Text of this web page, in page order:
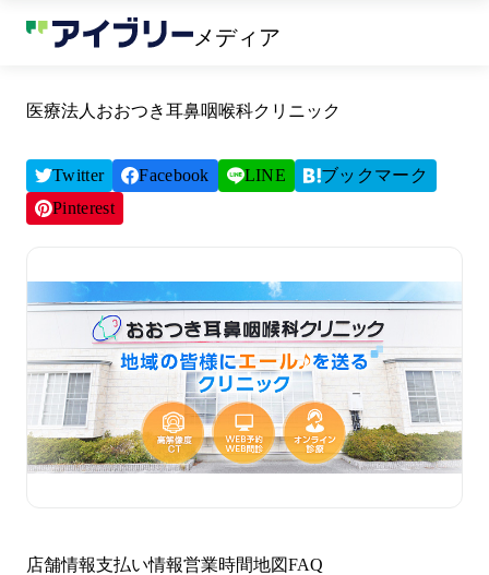
メディア
医療法人おおつき耳鼻咽喉科クリニック
Twitter Facebook LINE
ブックマーク
Pinterest
店舗情報支払い情報営業時間地図FAQ